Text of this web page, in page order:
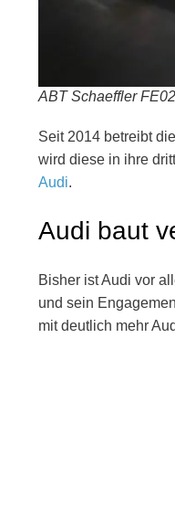
ABT Schaeffler
Seit 2014 betreibt
wird diese in ihre
Audi.
Audi baut
Bisher ist Audi vor
und sein
mit deutlich mehr